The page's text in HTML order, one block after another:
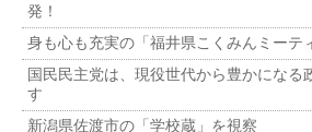
発！
身も心も充実の「福井県こくみんミーテ
国民民主党は、現役世代から豊かになる
す
新潟県佐渡市の「学校蔵」を視察